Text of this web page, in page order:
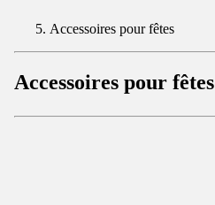
Accessoires pour fêtes
Accessoires pour fêtes